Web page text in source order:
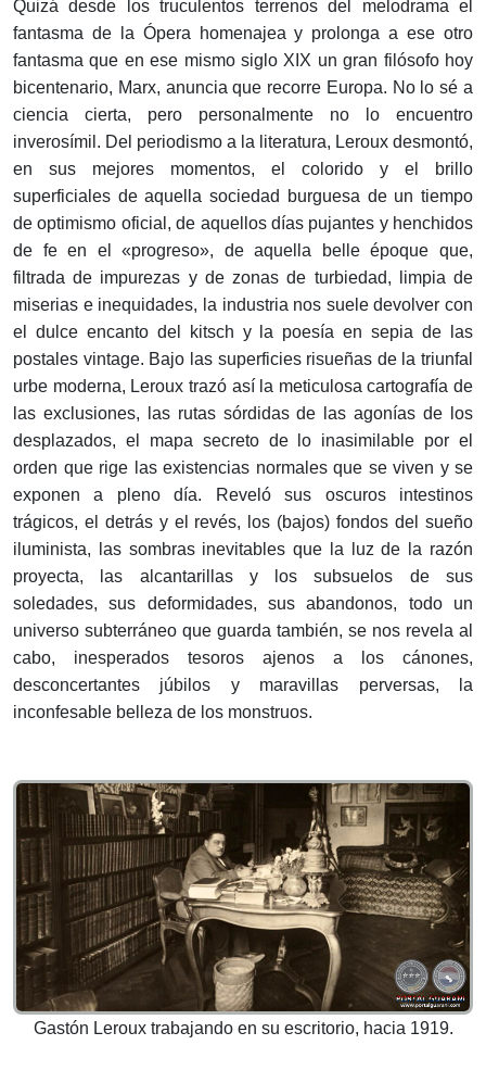
Quizá desde los truculentos terrenos del melodrama el
fantasma de la Ópera homenajea y prolonga a ese otro
fantasma que en ese mismo siglo XIX un gran filósofo hoy
bicentenario, Marx, anuncia que recorre Europa. No lo sé a
ciencia cierta, pero personalmente no lo encuentro
inverosímil. Del periodismo a la literatura, Leroux desmontó,
en sus mejores momentos, el colorido y el brillo
superficiales de aquella sociedad burguesa de un tiempo
de optimismo oficial, de aquellos días pujantes y henchidos
de fe en el «progreso», de aquella belle époque que,
filtrada de impurezas y de zonas de turbiedad, limpia de
miserias e inequidades, la industria nos suele devolver con
el dulce encanto del kitsch y la poesía en sepia de las
postales vintage. Bajo las superficies risueñas de la triunfal
urbe moderna, Leroux trazó así la meticulosa cartografía de
las exclusiones, las rutas sórdidas de las agonías de los
desplazados, el mapa secreto de lo inasimilable por el
orden que rige las existencias normales que se viven y se
exponen a pleno día. Reveló sus oscuros intestinos
trágicos, el detrás y el revés, los (bajos) fondos del sueño
iluminista, las sombras inevitables que la luz de la razón
proyecta, las alcantarillas y los subsuelos de sus
soledades, sus deformidades, sus abandonos, todo un
universo subterráneo que guarda también, se nos revela al
cabo, inesperados tesoros ajenos a los cánones,
desconcertantes júbilos y maravillas perversas, la
inconfesable belleza de los monstruos.
Gastón Leroux trabajando en su escritorio, hacia 1919.